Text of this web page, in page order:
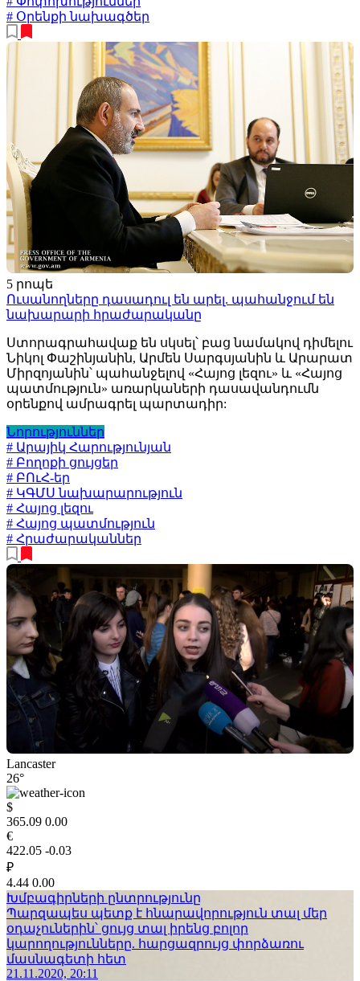
# Օրենքի նախագծեր
5 րոպե
Ուսանողները դասադուլ են արել. պահանջում են
նախարարի հրաժարականը
Ստորագրահավաք են սկսել՝ բաց նամակով դիմելու
Նիկոլ Փաշինյանին, Արմեն Սարգսյանին և Արարատ
Միրզոյանին՝ պահանջելով «Հայոց լեզու» և «Հայոց
պատմություն» առարկաների դասավանդումն
օրենքով ամրագրել պարտադիր:
Նորություններ
# Արայիկ Հարությունյան
# Բողոքի ցույցեր
# ԲՈւՀ-եր
# ԿԳՄՍ նախարարություն
# Հայոց լեզու
# Հայոց պատմություն
# Հրաժարականներ
Lancaster
26°
$
365.09 0.00
€
422.05 -0.03
₽
4.44 0.00
Խմբագիրների ընտրությունը
Պարզապես պետք է հնարավորություն տալ մեր
օդաչուներին՝ ցույց տալ իրենց բոլոր
կարողությունները. հարցազրույց փորձառու
մասնագետի հետ
21.11.2020, 20:11